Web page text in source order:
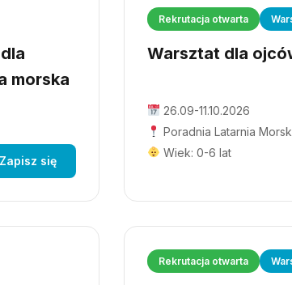
morska
Zapisz się
Rekrutacja otwarta
Warsztat dla
26.09-11.10.2026
Poradnia Latarnia
Wiek: 0-6 lat
Rekrutacja otwarta